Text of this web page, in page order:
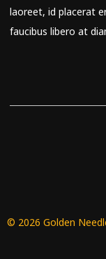
laoreet, id placerat
faucibus libero at
© 2026 Golden